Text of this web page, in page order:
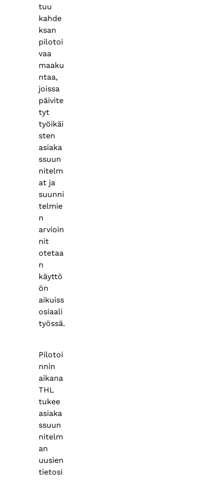
tuu
kahde
ksan
pilotoi
vaa
maaku
ntaa,
joissa
päivite
tyt
työikäi
sten
asiaka
ssuun
nitelm
at ja
suunni
telmie
n
arvioin
nit
otetaa
n
käyttö
ön
aikuiss
osiaali
työssä.
Pilotoi
nnin
aikana
THL
tukee
asiaka
ssuun
nitelm
an
uusien
tietosi